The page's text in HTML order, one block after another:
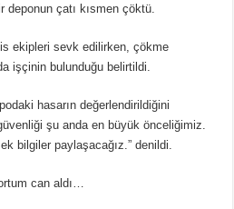
deponun çatı kısmen çöktü.
ekipleri sevk edilirken, çökme
işçinin bulunduğu belirtildi.
hasarın değerlendirildiğini
şu anda en büyük önceliğimiz.
bilgiler paylaşacağız.” denildi.
can aldı…